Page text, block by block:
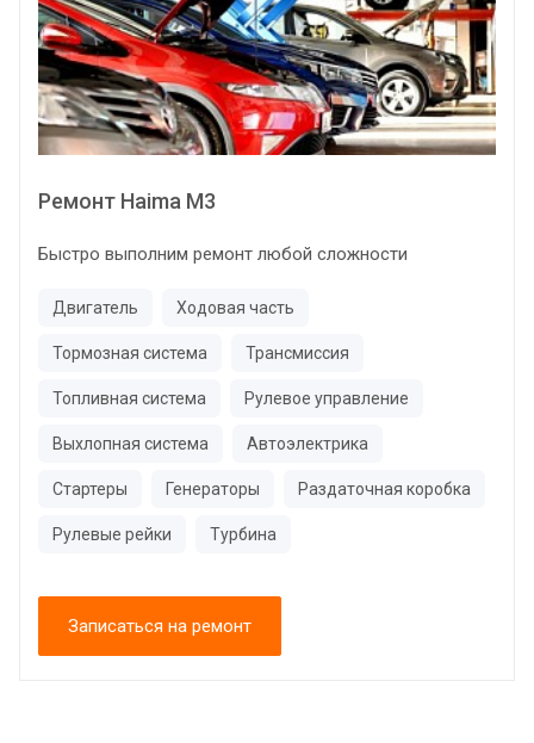
Ремонт Haima M3
Быстро выполним ремонт любой сложности
Двигатель Ходовая часть
Тормозная система Трансмиссия
Топливная система Рулевое управление
Выхлопная система Автоэлектрика
Стартеры Генераторы Раздаточная коробка
Рулевые рейки Турбина
Записаться на ремонт